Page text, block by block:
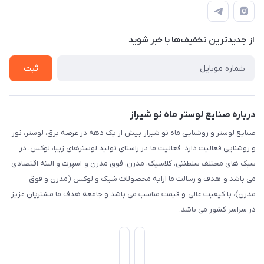
طبقه همکف واحد 131
درباره ما
تماس با ما
قوانین و مقررات
حریم خصوصی
راهنما
از جدید‌ترین تخفیف‌ها با‌ خبر شوید
ثبت
درباره صنایع لوستر ماه نو شیراز
صنایع لوستر و روشنایی ماه نو شیراز بیش از یک دهه در عرصه برق، لوستر، نور
و روشنایی فعالیت دارد. فعالیت ما در راستای تولید لوسترهای زیبا، لوکس، در
سبک های مختلف سلطنتی، کلاسیک، مدرن، فوق مدرن و اسپرت و البته اقتصادی
می باشد و هدف و رسالت ما ارایه محصولات شیک و لوکس (مدرن و فوق
مدرن)، با کیفیت عالی و قیمت مناسب می باشد و جامعه هدف ما مشتریان عزیز
در سراسر کشور می باشد.